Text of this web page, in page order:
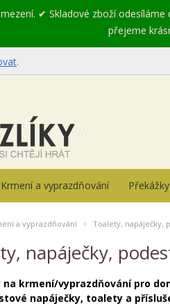
✔ Skladové zboží
přejeme
.
Krmení a vyprazdňování
a vyprazdňování » Toalety, napáječky,
napáječky,
na krmení/vyprazdňování pro
napáječky, toalety a